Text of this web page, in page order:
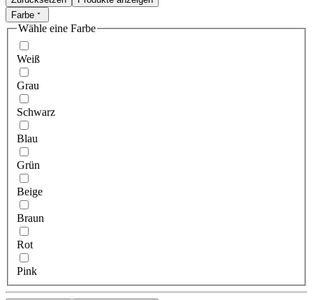
Farbe
Wähle eine Farbe
Weiß
Grau
Schwarz
Blau
Grün
Beige
Braun
Rot
Pink